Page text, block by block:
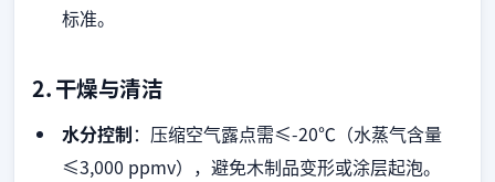
标准。
2.干燥与清洁
水分控制：压缩空气露点需≤-20℃（水蒸气含量
≤3,000 ppmv），避免木制品变形或涂层起泡。